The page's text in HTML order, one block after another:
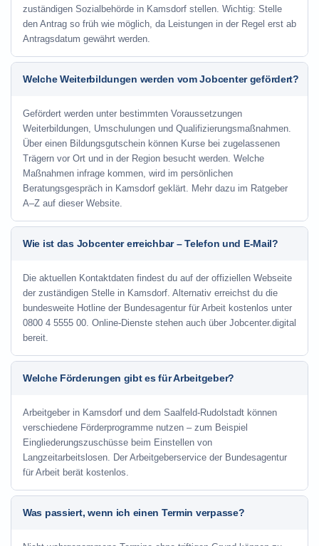
zuständigen Sozialbehörde in Kamsdorf stellen. Wichtig: Stelle
den Antrag so früh wie möglich, da Leistungen in der Regel erst ab
Antragsdatum gewährt werden.
Welche Weiterbildungen werden vom Jobcenter gefördert?
Gefördert werden unter bestimmten Voraussetzungen
Weiterbildungen, Umschulungen und Qualifizierungsmaßnahmen.
Über einen Bildungsgutschein können Kurse bei zugelassenen
Trägern vor Ort und in der Region besucht werden. Welche
Maßnahmen infrage kommen, wird im persönlichen
Beratungsgespräch in Kamsdorf geklärt. Mehr dazu im Ratgeber
A–Z auf dieser Website.
Wie ist das Jobcenter erreichbar – Telefon und E-Mail?
Die aktuellen Kontaktdaten findest du auf der offiziellen Webseite
der zuständigen Stelle in Kamsdorf. Alternativ erreichst du die
bundesweite Hotline der Bundesagentur für Arbeit kostenlos unter
0800 4 5555 00. Online-Dienste stehen auch über Jobcenter.digital
bereit.
Welche Förderungen gibt es für Arbeitgeber?
Arbeitgeber in Kamsdorf und dem Saalfeld-Rudolstadt können
verschiedene Förderprogramme nutzen – zum Beispiel
Eingliederungszuschüsse beim Einstellen von
Langzeitarbeitslosen. Der Arbeitgeberservice der Bundesagentur
für Arbeit berät kostenlos.
Was passiert, wenn ich einen Termin verpasse?